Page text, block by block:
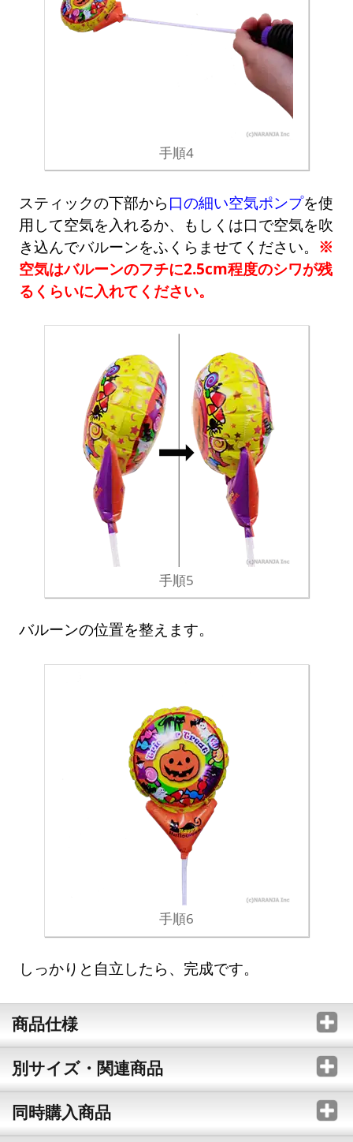
手順4
スティックの下部から 口の細い空気ポンプを使
用して空気を入れるか、もしくは口で空気を吹
き込んでバルーンをふくらませてください。 ※
空気はバルーンのフチに2.5cm程度のシワが残
るくらいに入れてください。
手順5
バルーンの位置を整えます。
手順6
しっかりと自立したら、完成です。
商品仕様
別サイズ・関連商品
同時購入商品